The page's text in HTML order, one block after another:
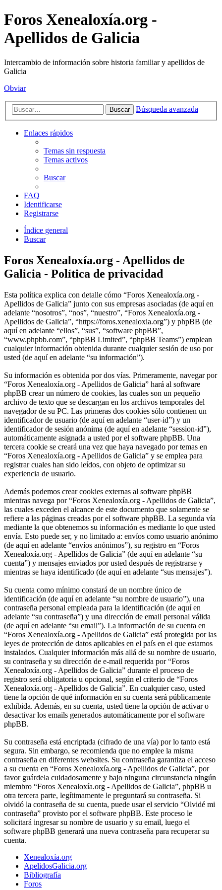
Foros Xenealoxía.org -
Apellidos de Galicia
Intercambio de información sobre historia familiar y apellidos de
Galicia
Obviar
Buscar Búsqueda avanzada
Enlaces rápidos
Temas sin respuesta
Temas activos
Buscar
FAQ
Identificarse
Registrarse
Índice general
Buscar
Foros Xenealoxía.org - Apellidos de
Galicia - Política de privacidad
Esta política explica con detalle cómo “Foros Xenealoxía.org -
Apellidos de Galicia” junto con sus empresas asociadas (de aquí en
adelante “nosotros”, “nos”, “nuestro”, “Foros Xenealoxía.org -
Apellidos de Galicia”, “https://foros.xenealoxia.org”) y phpBB (de
aquí en adelante “ellos”, “sus”, “software phpBB”,
“www.phpbb.com”, “phpBB Limited”, “phpBB Teams”) emplean
cualquier información obtenida durante cualquier sesión de uso por
usted (de aquí en adelante “su información”).
Su información es obtenida por dos vías. Primeramente, navegar por
“Foros Xenealoxía.org - Apellidos de Galicia” hará al software
phpBB crear un número de cookies, las cuales son un pequeño
archivo de texto que se descargan en los archivos temporales del
navegador de su PC. Las primeras dos cookies sólo contienen un
identificador de usuario (de aquí en adelante “user-id”) y un
identificador de sesión anónima (de aquí en adelante “session-id”),
automáticamente asignada a usted por el software phpBB. Una
tercera cookie se creará una vez que haya navegado por temas en
“Foros Xenealoxía.org - Apellidos de Galicia” y se emplea para
registrar cuales han sido leídos, con objeto de optimizar su
experiencia de usuario.
Además podemos crear cookies externas al software phpBB
mientras navega por “Foros Xenealoxía.org - Apellidos de Galicia”,
las cuales exceden el alcance de este documento que solamente se
refiere a las páginas creadas por el software phpBB. La segunda vía
mediante la que obtenemos su información es mediante lo que usted
envía. Esto puede ser, y no limitado a: envíos como usuario anónimo
(de aquí en adelante “envíos anónimos”), su registro en “Foros
Xenealoxía.org - Apellidos de Galicia” (de aquí en adelante “su
cuenta”) y mensajes enviados por usted después de registrarse y
mientras se haya identificado (de aquí en adelante “sus mensajes”).
Su cuenta como mínimo constará de un nombre único de
identificación (de aquí en adelante “su nombre de usuario”), una
contraseña personal empleada para la identificación (de aquí en
adelante “su contraseña”) y una dirección de email personal válida
(de aquí en adelante “su email”). La información de su cuenta en
“Foros Xenealoxía.org - Apellidos de Galicia” está protegida por las
leyes de protección de datos aplicables en el país en el que estamos
instalados. Cualquier información más allá de su nombre de usuario,
su contraseña y su dirección de e-mail requerida por “Foros
Xenealoxía.org - Apellidos de Galicia” durante el proceso de
registro será obligatoria u opcional, según el criterio de “Foros
Xenealoxía.org - Apellidos de Galicia”. En cualquier caso, usted
tiene la opción de qué información en su cuenta será públicamente
exhibida. Además, en su cuenta, usted tiene la opción de activar o
desactivar los emails generados automáticamente por el software
phpBB.
Su contraseña está encriptada (cifrado de una vía) por lo tanto está
segura. Sin embargo, se recomienda que no emplee la misma
contraseña en diferentes websites. Su contraseña garantiza el acceso
a su cuenta en “Foros Xenealoxía.org - Apellidos de Galicia”, por
favor guárdela cuidadosamente y bajo ninguna circunstancia ningún
miembro “Foros Xenealoxía.org - Apellidos de Galicia”, phpBB u
otra tercera parte, legítimamente le preguntará su contraseña. Si
olvidó la contraseña de su cuenta, puede usar el servicio “Olvidé mi
contraseña” provisto por el software phpBB. Este proceso le
solicitará ingresar su nombre de usuario y su email, luego el
software phpBB generará una nueva contraseña para recuperar su
cuenta.
Xenealoxía.org
ApelidosGalicia.org
Bibliografía
Foros